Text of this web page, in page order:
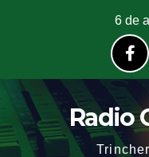
6 de
Radio